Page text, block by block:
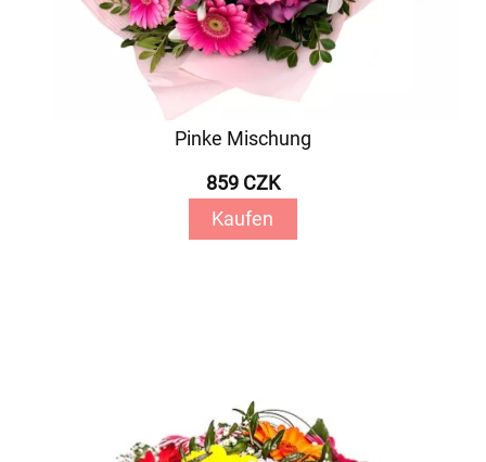
Pinke Mischung
859 CZK
Kaufen